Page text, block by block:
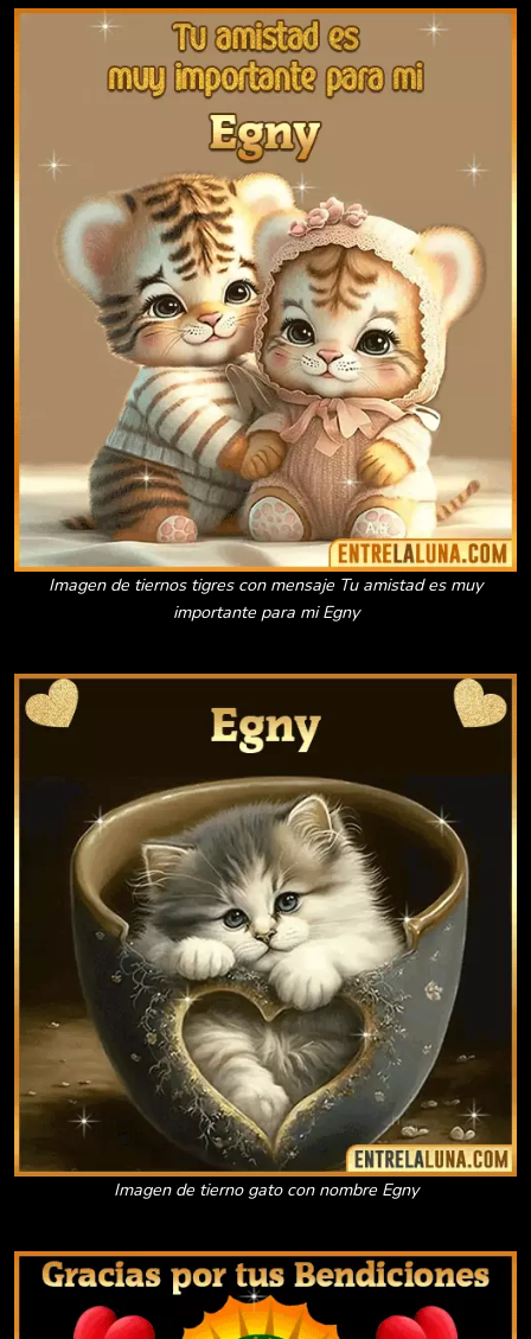
Imagen de tiernos tigres con mensaje Tu amistad es muy
importante para mi Egny
Imagen de tierno gato con nombre Egny